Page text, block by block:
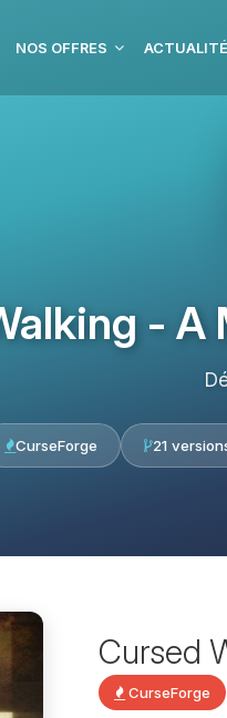
NOS OFFRES
- A
CurseForge 21
Cursed
CurseForge